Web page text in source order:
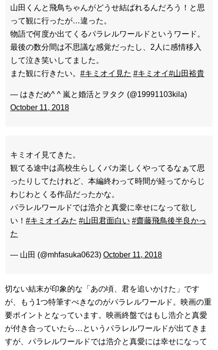
山田くんと飛鳥ちゃんがどうせ結ばれるんだろう！と思
って観に行ったが…違った。
物語で何度か出てくるパラレルワールドというワード。
最後の数分間は不思議な感覚だったし、2人に感情移入
して泣き笑いしてました。
また観に行きたい。 #キミオイ見た #キミオイ#山田裕貴
— はきだめ^ ^ 嵐と婚活とヲタク (@19991103kila)
October 11, 2018
キミオイ見てきた。
観てる途中は高校生らしくバカ楽しくやってるなぁて思
ったりしてたけれど、本編終わって時間が経ってからじ
わじわとくる作品だったかな。
パラレルワールドでは浩介と真愛に幸せになって欲し
い！ #キミオイみた #山田君面白い #齋藤飛鳥後半良かっ
た
— 山田 (@mhfasuka0623) October 11, 2018
切ない結末が印象的な「あの頃、君を追いかけた」です
が、もう1つ特筆すべきなのがパラレルワールド。映画の重
要ポイントとなっています。映画終盤ではもし浩介と真愛
が付き合っていたら…というパラレルワールドが出てきま
すが、パラレルワールドでは浩介と真愛には幸せになって